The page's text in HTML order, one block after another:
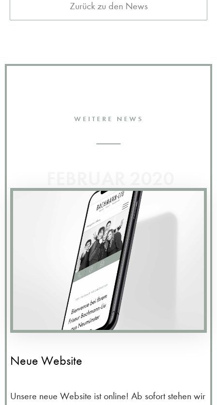
Zurück zu den News
WEITERE NEWS
Neue Website
Unsere neue Website ist online! Ab sofort stehen wir